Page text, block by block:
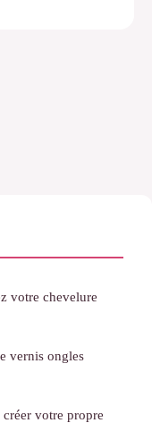
votre chevelure
vernis ongles
votre propre